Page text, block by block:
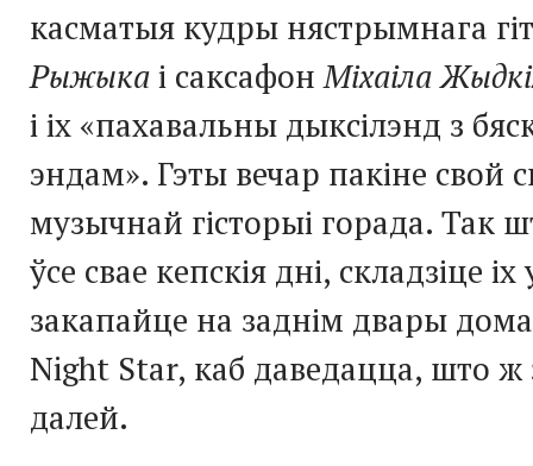
касматыя кудры нястрымнага
Рыжыкаі саксафонМіхаіла
і іх «пахавальны дыксілэнд з
эндам». Гэты вечар пакіне свой
музычнай гісторыі горада. Так
ўсе свае кепскія дні, складзіце
закапайце на заднім двары
Night Star, каб даведацца, што
далей.